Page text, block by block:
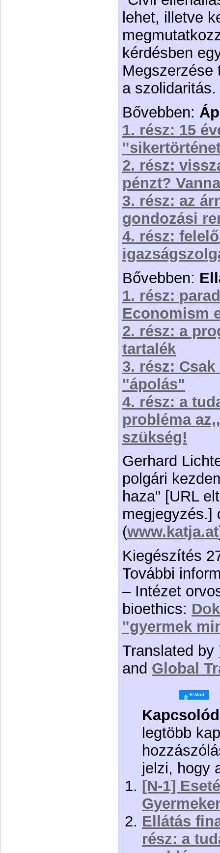
lehet, illetve
kérdésben
Megszerzése
a szolidaritás.
Bővebben:
1. rész: 15
2. rész:
pénzt?
3. rész: az
gondozási
4. rész:
Bővebben:
1. rész:
Economism
2. rész: a
tartalék
3. rész:
"ápolás"
4. rész: a
probléma
szükség!
Gerhard
polgári
haza" [URL
megjegyzés.]
(www.katja.at
Kiegészítés
További
– Intézet
bioethics:
"gyermek
Translated by
and Global
legtöbb
jelzi, hogy
[N-1]
Ellátás
rész: a